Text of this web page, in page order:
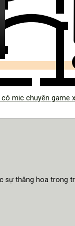
mic chuyên
sự thăng hoa trong